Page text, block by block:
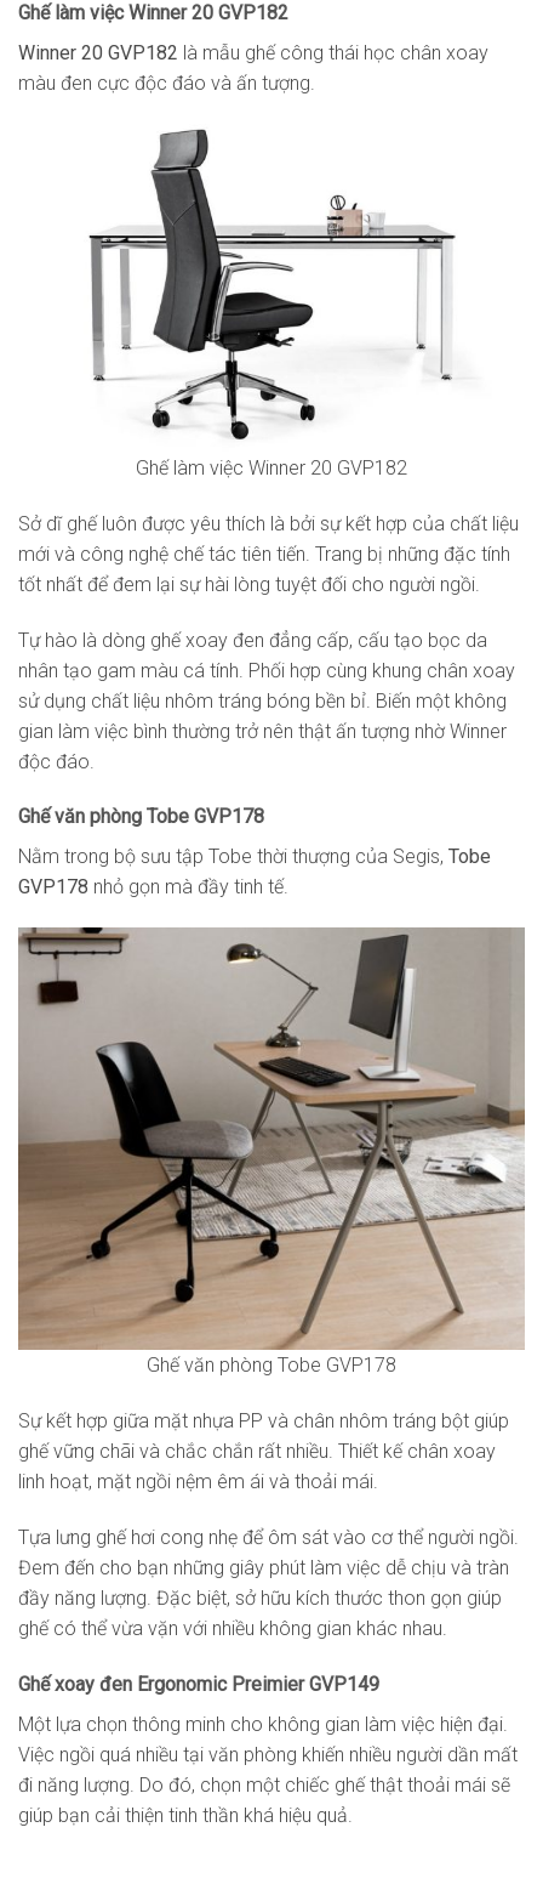
Ghế làm việc Winner 20 GVP182
Winner 20 GVP182 là mẫu ghế công thái học chân xoay
màu đen cực độc đáo và ấn tượng.
Ghế làm việc Winner 20 GVP182
Sở dĩ ghế luôn được yêu thích là bởi sự kết hợp của chất liệu
mới và công nghệ chế tác tiên tiến. Trang bị những đặc tính
tốt nhất để đem lại sự hài lòng tuyệt đối cho người ngồi.
Tự hào là dòng ghế xoay đen đẳng cấp, cấu tạo bọc da
nhân tạo gam màu cá tính. Phối hợp cùng khung chân xoay
sử dụng chất liệu nhôm tráng bóng bền bỉ. Biến một không
gian làm việc bình thường trở nên thật ấn tượng nhờ Winner
độc đáo.
Ghế văn phòng Tobe GVP178
Nằm trong bộ sưu tập Tobe thời thượng của Segis, Tobe
GVP178 nhỏ gọn mà đầy tinh tế.
Ghế văn phòng Tobe GVP178
Sự kết hợp giữa mặt nhựa PP và chân nhôm tráng bột giúp
ghế vững chãi và chắc chắn rất nhiều. Thiết kế chân xoay
linh hoạt, mặt ngồi nệm êm ái và thoải mái.
Tựa lưng ghế hơi cong nhẹ để ôm sát vào cơ thể người ngồi.
Đem đến cho bạn những giây phút làm việc dễ chịu và tràn
đầy năng lượng. Đặc biệt, sở hữu kích thước thon gọn giúp
ghế có thể vừa vặn với nhiều không gian khác nhau.
Ghế xoay đen Ergonomic Preimier GVP149
Một lựa chọn thông minh cho không gian làm việc hiện đại.
Việc ngồi quá nhiều tại văn phòng khiến nhiều người dần mất
đi năng lượng. Do đó, chọn một chiếc ghế thật thoải mái sẽ
giúp bạn cải thiện tinh thần khá hiệu quả.